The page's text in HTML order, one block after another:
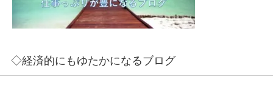
◇経済的にもゆたかになるブログ